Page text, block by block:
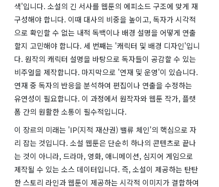
색'입니다. 소설의 긴 서사를 웹툰의 에피소드 구조에 맞게 재
구성해야 합니다. 이때 대사의 비중을 높이고, 독자가 시각적
으로 확인할 수 없는 내적 독백이나 배경 설명을 어떻게 연출
할지 고민해야 합니다. 세 번째는 '캐릭터 및 배경 디자인'입니
다. 원작의 캐릭터 설명을 바탕으로 독자들이 공감할 수 있는
비주얼을 제작합니다. 마지막으로 '연재 및 운영'이 있습니다.
연재 중 독자의 반응을 분석하여 편집이나 연출을 수정하는
유연성이 필요합니다. 이 과정에서 원작자와 웹툰 작가, 플랫
폼 간의 원활한 소통이 필수적입니다.
이 장르의 미래는 'IP(지적 재산권) 밸류 체인'의 핵심으로 자
리 잡는 것입니다. 소설 웹툰은 단순히 하나의 콘텐츠로 끝나
는 것이 아니라, 드라마, 영화, 애니메이션, 심지어 게임으로
제작될 수 있는 소스 데이터입니다. 즉, 소설이 제공하는 탄탄
한 스토리 라인과 웹툰이 제공하는 시각적 이미지가 결합하여